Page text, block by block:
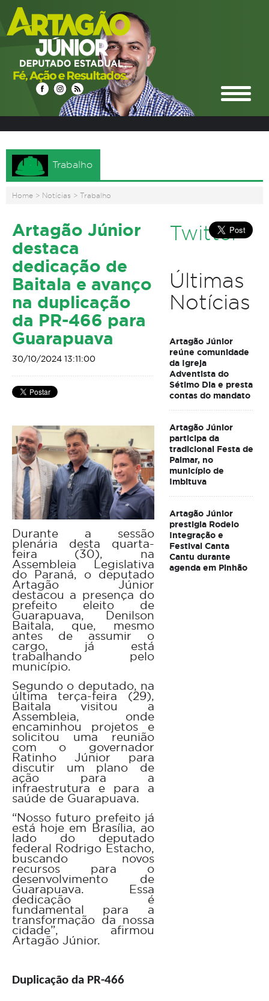
Trabalho
Home > Notícias > Trabalho
Artagão Júnior
destaca
dedicação de
Baitala e avanço
na duplicação
da PR-466 para
Guarapuava
30/10/2024 13:11:00
Durante a sessão
plenária desta quarta-
feira (30), na
Assembleia Legislativa
do Paraná, o deputado
Artagão Júnior
destacou a presença do
prefeito eleito de
Guarapuava, Denilson
Baitala, que, mesmo
antes de assumir o
cargo, já está
trabalhando pelo
município.
Segundo o deputado, na
última terça-feira (29),
Baitala visitou a
Assembleia, onde
encaminhou projetos e
solicitou uma reunião
com o governador
Ratinho Júnior para
discutir um plano de
ação para a
infraestrutura e para a
saúde de Guarapuava.
“Nosso futuro prefeito já
está hoje em Brasília, ao
lado do deputado
federal Rodrigo Estacho,
buscando novos
recursos para o
desenvolvimento de
Guarapuava. Essa
dedicação é
fundamental para a
transformação da nossa
cidade”, afirmou
Artagão Júnior.
Duplicação da PR-466
Twitter
Últimas
Notícias
Artagão Júnior
reúne comunidade
da Igreja
Adventista do
Sétimo Dia e presta
contas do mandato
Artagão Júnior
participa da
tradicional Festa de
Palmar, no
município de
Imbituva
Artagão Júnior
prestigia Rodeio
Integração e
Festival Canta
Cantu durante
agenda em Pinhão